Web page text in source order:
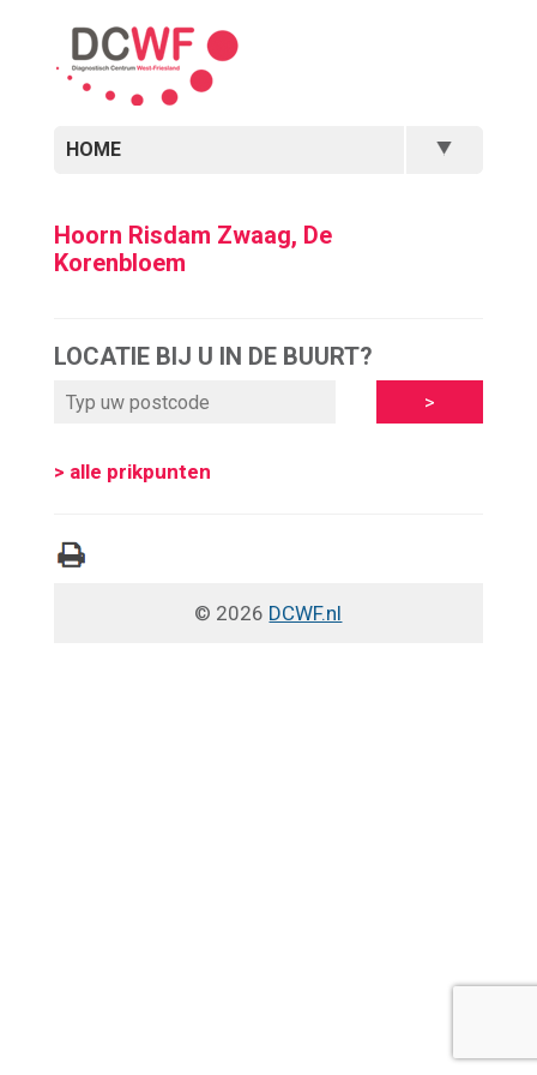
HOME
Hoorn Risdam Zwaag, De
Korenbloem
LOCATIE BIJ U IN DE BUURT?
> alle prikpunten
© 2026 DCWF.nl